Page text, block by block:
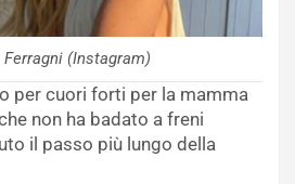
Ferragni (Instagram)
per cuori forti per la mamma
non ha badato a freni
il passo più lungo della